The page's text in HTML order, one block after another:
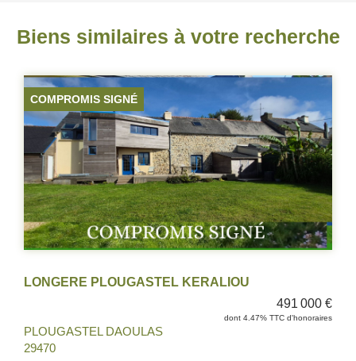
Biens similaires à votre recherche
COMPROMIS SIGNÉ
LONGERE PLOUGASTEL KERALIOU
491 000 €
dont 4.47% TTC d'honoraires
PLOUGASTEL DAOULAS
29470